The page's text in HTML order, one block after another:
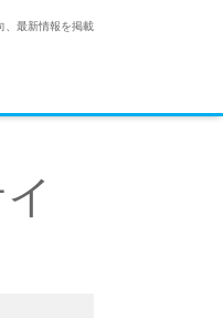
、最新情報を掲載